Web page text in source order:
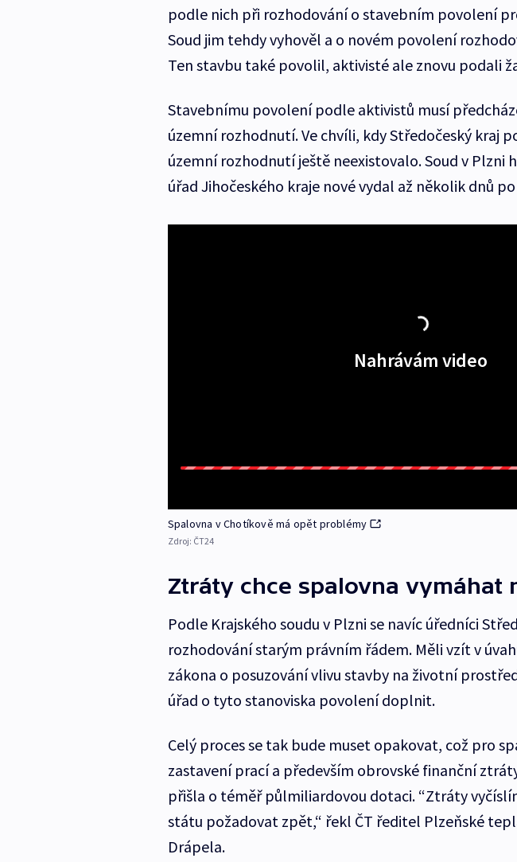
podle nich při rozhodování o stavebním povolení
Soud jim tehdy vyhověl a o novém povolení
Ten stavbu také povolil, aktivisté ale znovu podali
Stavebnímu povolení podle aktivistů musí
územní rozhodnutí. Ve chvíli, kdy Středočeský kraj
územní rozhodnutí ještě neexistovalo. Soud v Plzni
úřad Jihočeského kraje nové vydal až několik dnů
Nahrávám video
Spalovna v Chotíkově má opět problémy
Zdroj: ČT24
Ztráty chce spalovna vymáhat
Podle Krajského soudu v Plzni se navíc úředníci
rozhodování starým právním řádem. Měli vzít v
zákona o posuzování vlivu stavby na životní
úřad o tyto stanoviska povolení doplnit.
Celý proces se tak bude muset opakovat, což pro
zastavení prací a především obrovské finanční
přišla o téměř půlmiliardovou dotaci. “Ztráty
státu požadovat zpět,“ řekl ČT ředitel Plzeňské
Drápela.